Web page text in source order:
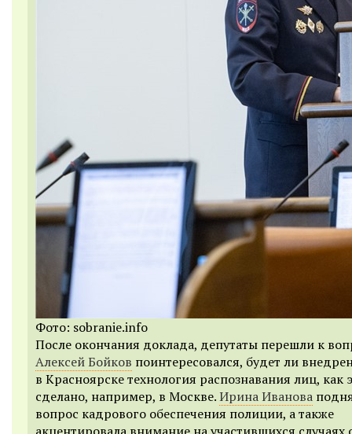
Фото: sobranie.info
После окончания доклада, депутаты перешли к
Алексей Бойков поинтересовался, будет ли
в Красноярске технология распознавания лиц, как
сделано, например, в Москве.Ирина Иванова
вопрос кадрового обеспечения полиции, а также